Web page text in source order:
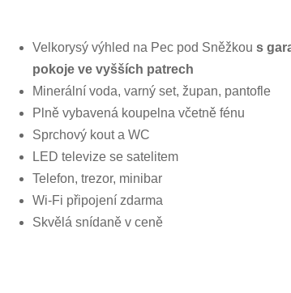
Velkorysý výhled na Pec pod Sněžkou s
pokoje ve vyšších patrech
Minerální voda, varný set, župan, pantofle
Plně vybavená koupelna včetně fénu
Sprchový kout a WC
LED televize se satelitem
Telefon, trezor, minibar
Wi-Fi připojení zdarma
Skvělá snídaně v ceně